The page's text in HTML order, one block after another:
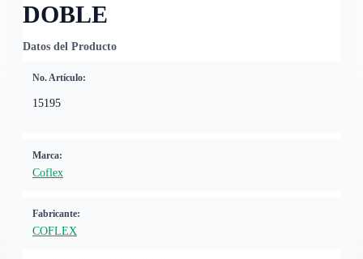
DOBLE
Datos del Producto
No. Artículo:
15195
Marca:
Coflex
Fabricante:
COFLEX